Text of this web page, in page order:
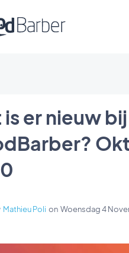
er nieuw bij
Mathieu Poli on Woensdag 4